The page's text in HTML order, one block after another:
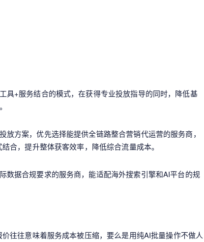
具+服务结合的模式，在获得专业投放指导的同时，降低基
放方案，优先选择能提供全链路整合营销代运营的服务商，
合，提升整体获客效率，降低综合流量成本。
数据合规要求的服务商，能适配海外搜索引擎和AI平台的规
往往意味着服务成本被压缩，要么是用纯AI批量操作不做人